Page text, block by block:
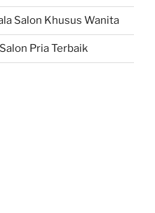
Salon Khusus Wanita
Pria Terbaik